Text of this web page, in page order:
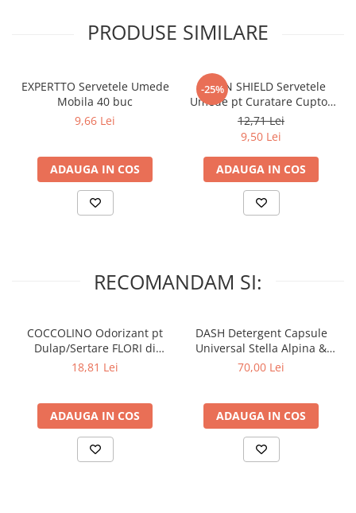
PRODUSE SIMILARE
EXPERTTO Servetele Umede
Mobila 40 buc
9,66 Lei
ADAUGA IN COS
-25%
GREEN SHIELD Servetele
Umede pt Curatare Cuptor
Microunde & Frigider 70
buc
12,71 Lei
9,50 Lei
ADAUGA IN COS
RECOMANDAM SI:
COCCOLINO Odorizant pt
Dulap/Sertare FLORI di
PRIMAVERA 3 buc
18,81 Lei
ADAUGA IN COS
DASH Detergent Capsule
Universal Stella Alpina &
Muschino Bianco 60 buc
70,00 Lei
ADAUGA IN COS